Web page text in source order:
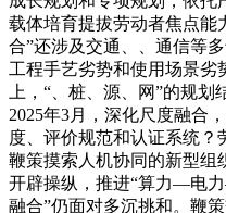
载体培育提拔劳动者焦点能
合”还涉及交通、、通信等
工程手艺劣势和使用场景劣
上，“、桩、源、网”的规划
2025年3月，深化尺度融合
度、评价规范和认证系统？
鞭策摸索人机协同的新型组
开辟操纵，推进“算力—电
融合”仍面对多沉挑和。鞭